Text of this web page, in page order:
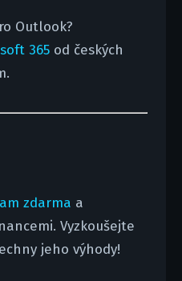
Outlook?
365od českých
zdarma a
Vyzkoušejte
jeho výhody!